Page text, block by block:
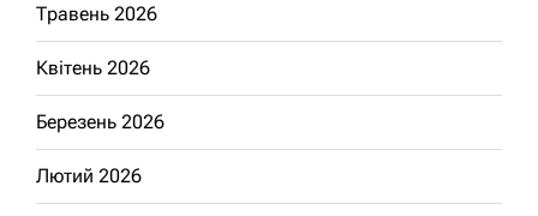
Травень 2026
Квітень 2026
Березень 2026
Лютий 2026